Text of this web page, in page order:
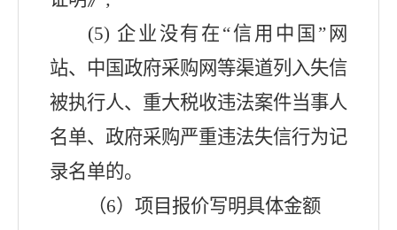
(5) 企业没有在“信用中国”网
站、中国政府采购网等渠道列入失信
被执行人、重大税收违法案件当事人
名单、政府采购严重违法失信行为记
录名单的。
（6）项目报价写明具体金额